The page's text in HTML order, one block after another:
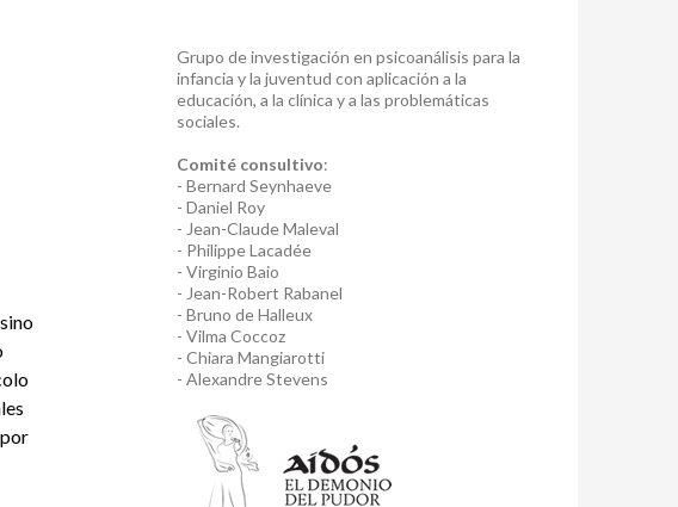
Grupo de investigación en psicoanálisis para la
infancia y la juventud con aplicación a la
educación, a la clínica y a las problemáticas
sociales.
Comité consultivo:
- Bernard Seynhaeve
- Daniel Roy
- Jean-Claude Maleval
- Philippe Lacadée
- Virginio Baio
- Jean-Robert Rabanel
- Bruno de Halleux
- Vilma Coccoz
- Chiara Mangiarotti
- Alexandre Stevens